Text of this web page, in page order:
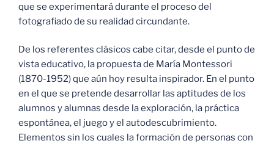
que se experimentará durante el proceso del
fotografiado de su realidad circundante.
De los referentes clásicos cabe citar, desde el punto de
vista educativo, la propuesta de María Montessori
(1870-1952) que aún hoy resulta inspirador. En el punto
en el que se pretende desarrollar las aptitudes de los
alumnos y alumnas desde la exploración, la práctica
espontánea, el juego y el autodescubrimiento.
Elementos sin los cuales la formación de personas con